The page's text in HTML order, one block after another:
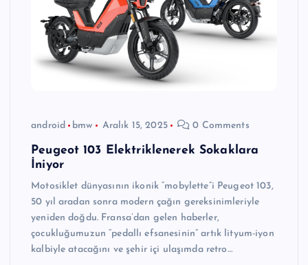
android bmw Aralık 15, 2025 0 Comments
Peugeot 103 Elektriklenerek Sokaklara
İniyor
Motosiklet dünyasının ikonik “mobylette”i Peugeot 103,
50 yıl aradan sonra modern çağın gereksinimleriyle
yeniden doğdu. Fransa’dan gelen haberler,
çocukluğumuzun “pedallı efsanesinin” artık lityum-iyon
kalbiyle atacağını ve şehir içi ulaşımda retro…